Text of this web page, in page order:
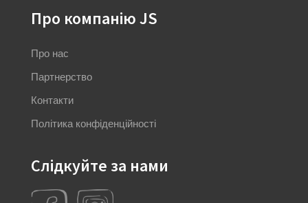
Про компанію JS
Про нас
Партнерство
Контакти
Політика конфіденційності
Слідкуйте за нами